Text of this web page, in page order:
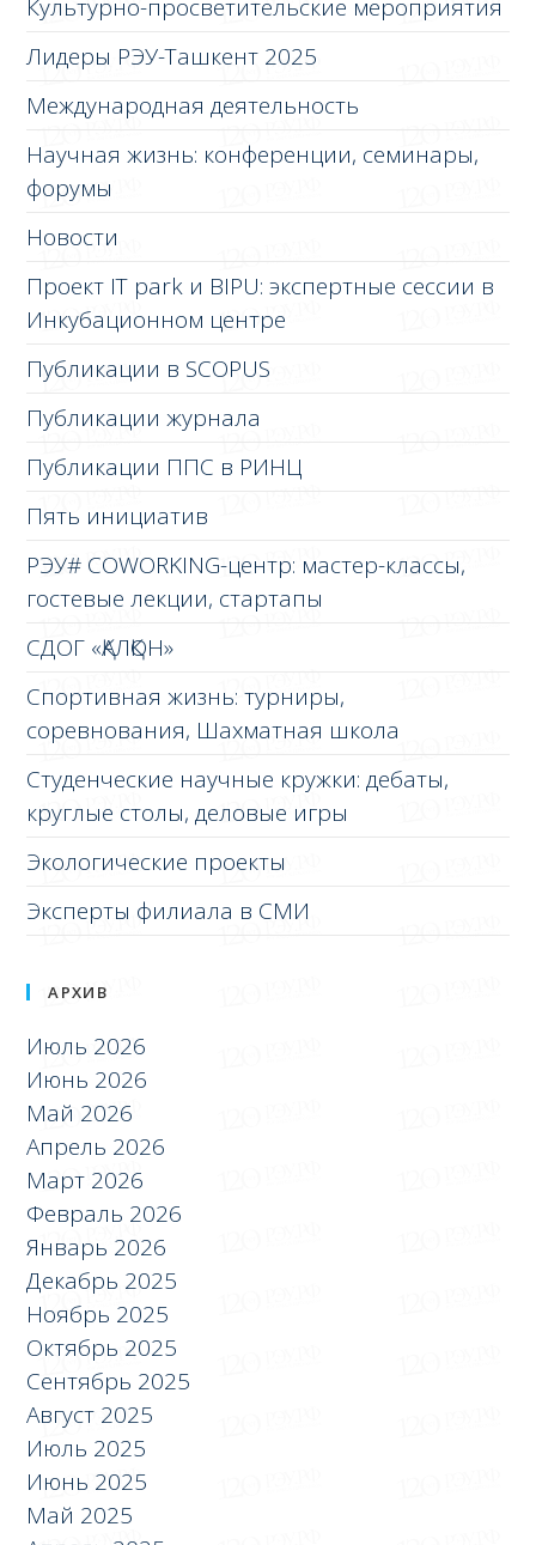
Культурно-просветительские мероприятия
Лидеры РЭУ-Ташкент 2025
Международная деятельность
Научная жизнь: конференции, семинары,
форумы
Новости
Проект IT park и BIPU: экспертные сессии в
Инкубационном центре
Публикации в SCOPUS
Публикации журнала
Публикации ППС в РИНЦ
Пять инициатив
РЭУ# COWORKING-центр: мастер-классы,
гостевые лекции, стартапы
СДОГ «ҚАЛҚОН»
Спортивная жизнь: турниры,
соревнования, Шахматная школа
Студенческие научные кружки: дебаты,
круглые столы, деловые игры
Экологические проекты
Эксперты филиала в СМИ
АРХИВ
Июль 2026
Июнь 2026
Май 2026
Апрель 2026
Март 2026
Февраль 2026
Январь 2026
Декабрь 2025
Ноябрь 2025
Октябрь 2025
Сентябрь 2025
Август 2025
Июль 2025
Июнь 2025
Май 2025